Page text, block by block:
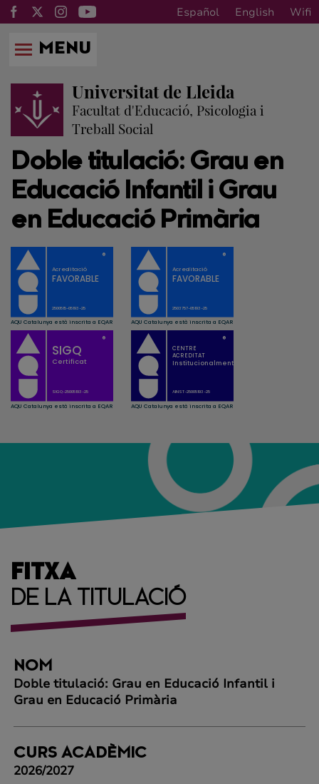
Español English Wifi
MENU
Universitat de Lleida
Facultat d'Educació, Psicologia i
Treball Social
Doble titulació: Grau en
Educació Infantil i Grau
en Educació Primària
FITXA
DE LA TITULACIÓ
NOM
Doble titulació: Grau en Educació Infantil i
Grau en Educació Primària
CURS ACADÈMIC
2026/2027